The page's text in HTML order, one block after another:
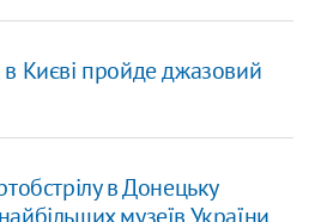
в Києві пройде джазовий
в Донецьку